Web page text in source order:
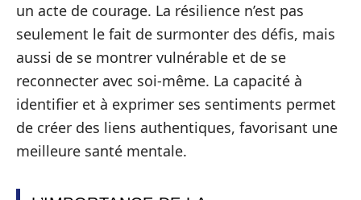
un acte de courage. La résilience n’est pas
seulement le fait de surmonter des défis, mais
aussi de se montrer vulnérable et de se
reconnecter avec soi-même. La capacité à
identifier et à exprimer ses sentiments permet
de créer des liens authentiques, favorisant une
meilleure santé mentale.